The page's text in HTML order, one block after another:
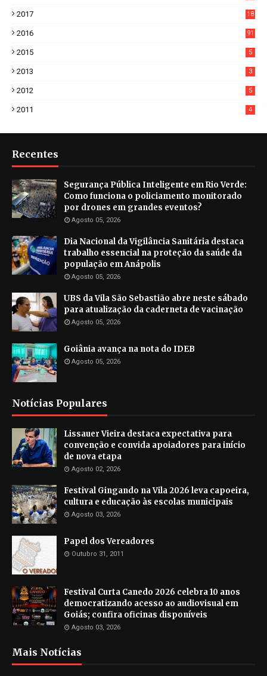
2017
18
2016 91
2015 5
2013 3
2012 5
2011 4
Recentes
Segurança Pública Inteligente em Rio Verde:
Como funciona o policiamento monitorado
por drones em grandes eventos?
Agosto 05, 2026
Dia Nacional da Vigilância Sanitária destaca
trabalho essencial na proteção da saúde da
população em Anápolis
Agosto 05, 2026
UBS da Vila São Sebastião abre neste sábado
para atualização da caderneta de vacinação
Agosto 05, 2026
Goiânia avança na nota do IDEB
Agosto 05, 2026
Notícias Populares
Lissauer Vieira destaca expectativa para
convenção e convida apoiadores para início
de nova etapa
Agosto 02, 2026
Festival Gingando na Vila 2026 leva capoeira,
cultura e educação às escolas municipais
Agosto 03, 2026
Papel dos Vereadores
Outubro 31, 2011
Festival Curta Canedo 2026 celebra 10 anos
democratizando acesso ao audiovisual em
Goiás; confira oficinas disponíveis
Agosto 03, 2026
Mais Notícias